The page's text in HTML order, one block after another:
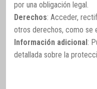
por una obligación legal.
Derechos: Acceder,
otros derechos, como se
Información adicional:
detallada sobre la